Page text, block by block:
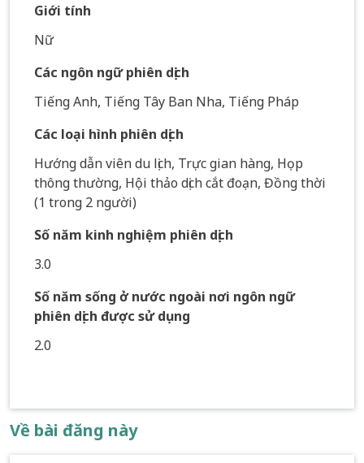
Giới tính
Nữ
Các ngôn ngữ phiên dịch
Tiếng Anh, Tiếng Tây Ban Nha, Tiếng Pháp
Các loại hình phiên dịch
Hướng dẫn viên du lịch, Trực gian hàng, Họp
thông thường, Hội thảo dịch cắt đoạn, Đồng thời
(1 trong 2 người)
Số năm kinh nghiệm phiên dịch
3.0
Số năm sống ở nước ngoài nơi ngôn ngữ
phiên dịch được sử dụng
2.0
Về bài đăng này